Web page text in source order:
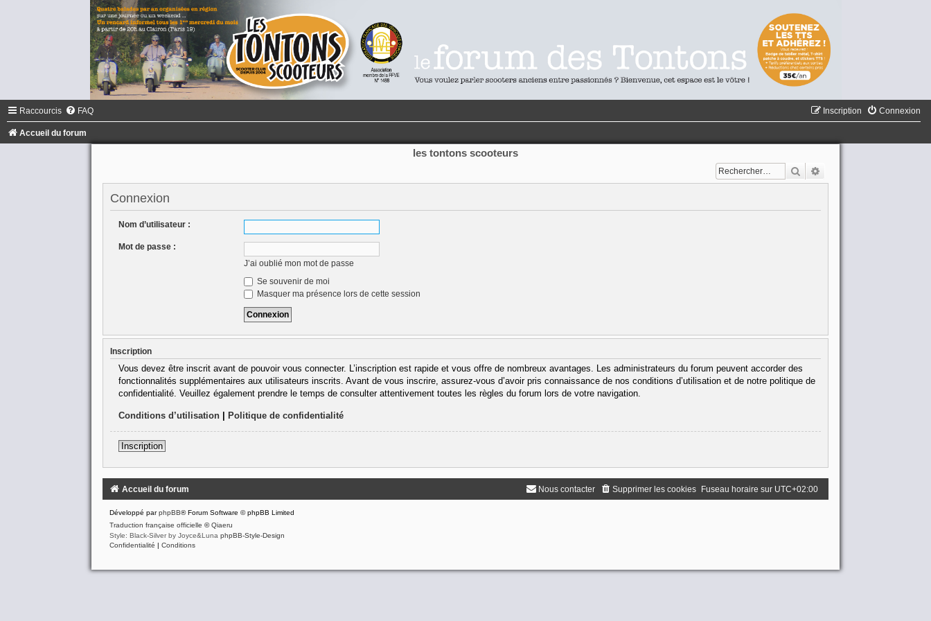
Raccourcis FAQ Connexion
Inscription
Accueil du forum
les tontons scooteurs
Rechercher
Connexion
Nom d’utilisateur :
Mot de passe :
J’ai oublié mon mot de passe
Se souvenir de moi
Masquer ma présence lors de cette session
Inscription
Vous devez être inscrit avant de pouvoir vous connecter. L’inscription est rapide et vous offre de nombreux avantages. Les administrateurs du forum peuvent accorder des
fonctionnalités supplémentaires aux utilisateurs inscrits. Avant de vous inscrire, assurez-vous d’avoir pris connaissance de nos conditions d’utilisation et de notre politique de
confidentialité. Veuillez également prendre le temps de consulter attentivement toutes les règles du forum lors de votre navigation.
Conditions d’utilisation| Politique de confidentialité
Inscription
Accueil du forum Fuseau horaire sur UTC+02:00
Supprimer les cookies
Nous contacter
Développé parphpBB® Forum Software © phpBB Limited
Traduction française officielle ©Qiaeru
Style: Black-Silver by Joyce&Luna phpBB-Style-Design
Confidentialité | Conditions